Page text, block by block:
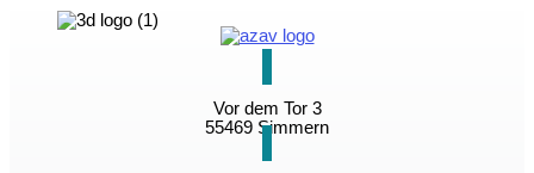
Vor dem Tor 3
55469 Simmern